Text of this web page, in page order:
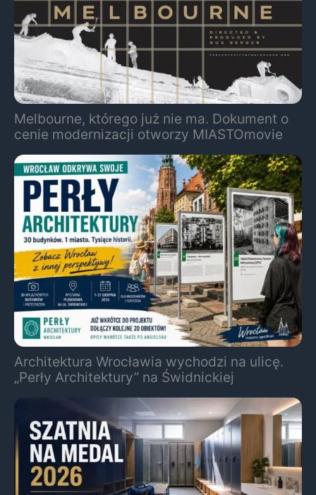
Melbourne, którego już nie ma. Dokument o
cenie modernizacji otworzy MIASTOmovie
Architektura Wrocławia wychodzi na ulicę.
„Perły Architektury” na Świdnickiej